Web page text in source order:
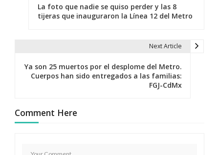
i
La foto que nadie se quiso perder y las 8
tijeras que inauguraron la Línea 12 del Metro
Next Article
Ya son 25 muertos por el desplome del Metro.
Cuerpos han sido entregados a las familias:
FGJ-CdMx
Comment Here